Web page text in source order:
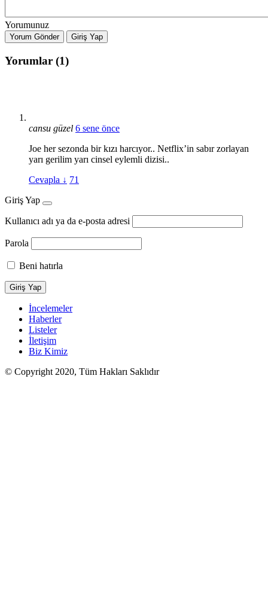
Yorumunuz
Yorum Gönder Giriş Yap
Yorumlar (1)
cansu güzel 6 sene önce
Joe her sezonda bir kızı harcıyor.. Netflix’in sabır zorlayan
yarı gerilim yarı cinsel eylemli dizisi..
Cevapla ↓ 71
Giriş Yap
Kullanıcı adı ya da e-posta adresi
Parola
Beni hatırla
İncelemeler
Haberler
Listeler
İletişim
Biz Kimiz
© Copyright 2020, Tüm Hakları Saklıdır